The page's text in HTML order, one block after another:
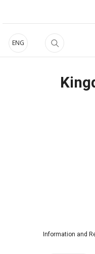
ENG
Information and